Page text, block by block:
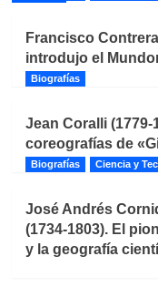
Francisco
introdujo el
Biografías
Jean Coralli
coreografías de
Biografías Ciencia y
José Andrés
(1734-1803). El
y la geografía